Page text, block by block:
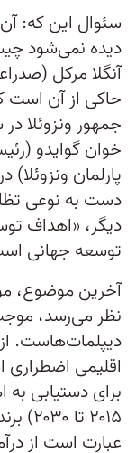
سئوال این که:
دیده نمی‌شود
آنگلا مرکل
حاکی از آن است
جمهور ونزوئلا
خوان گوایدو
پارلمان
دست به نوعی
دیگر، «اهداف
توسعه جهانی
آخرین موضوع،
نظر می‌رسد،
دیپلمات‌هاست.
اقلیمی
۲۰۱۵